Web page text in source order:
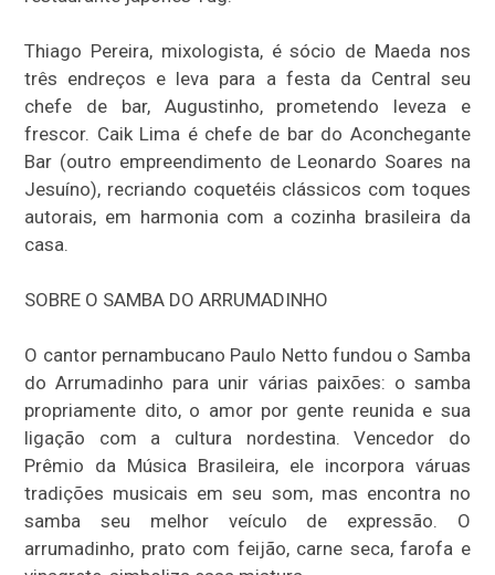
Thiago Pereira, mixologista, é sócio de Maeda nos
três endreços e leva para a festa da Central seu
chefe de bar, Augustinho, prometendo leveza e
frescor. Caik Lima é chefe de bar do Aconchegante
Bar (outro empreendimento de Leonardo Soares na
Jesuíno), recriando coquetéis clássicos com toques
autorais, em harmonia com a cozinha brasileira da
casa.
SOBRE O SAMBA DO ARRUMADINHO
O cantor pernambucano Paulo Netto fundou o Samba
do Arrumadinho para unir várias paixões: o samba
propriamente dito, o amor por gente reunida e sua
ligação com a cultura nordestina. Vencedor do
Prêmio da Música Brasileira, ele incorpora váruas
tradições musicais em seu som, mas encontra no
samba seu melhor veículo de expressão. O
arrumadinho, prato com feijão, carne seca, farofa e